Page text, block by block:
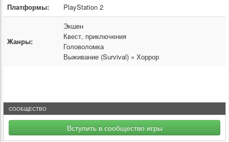
Платформы:
PlayStation 2
Жанры:
Экшен
Квест, приключения
Головоломка
Выживание (Survival) » Хоррор
СООБЩЕСТВО
Вступить в сообщество игры